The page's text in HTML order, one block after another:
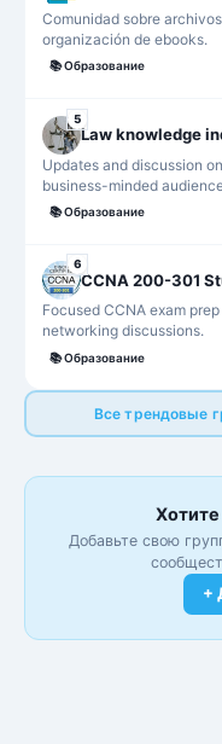
Comunidad sobre
organización de ebooks.
📚Образование
5
Law knowledge
Updates and discussion
business-minded
📚Образование
6
CCNA 200-301
Focused CCNA exam
networking discussions.
📚Образование
Все трендовые
Хотите
Добавьте свою
+